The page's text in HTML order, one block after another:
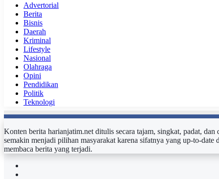
Advertorial
Berita
Bisnis
Daerah
Kriminal
Lifestyle
Nasional
Olahraga
Opini
Pendidikan
Politik
Teknologi
Konten berita harianjatim.net ditulis secara tajam, singkat, padat,
semakin menjadi pilihan masyarakat karena sifatnya yang up-to-
membaca berita yang terjadi.